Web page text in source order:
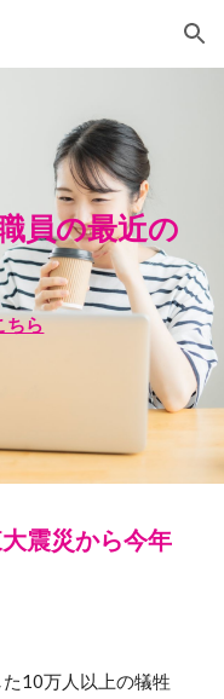
Skip to navigation
員の最近の
ちら
震災から今年
10万人以上の犠牲